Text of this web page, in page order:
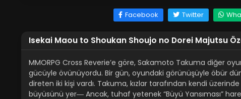
Facebook Twitter
Isekai Maou to Shoukan Shoujo no Dorei Majutsu
MMORPG Cross Reverie’e göre, Sakamoto Takuma diğer
gücüyle övünüyordu. Bir gün, oyundaki görünüşüyle öbür
direten iki kişi vardı. Takuma, kızlar tarafından kendi
büyüsünü yer― Ancak, tuhaf yetenek “Büyü Yansıması”